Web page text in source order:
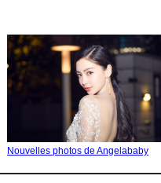
Nouvelles photos de Angelababy